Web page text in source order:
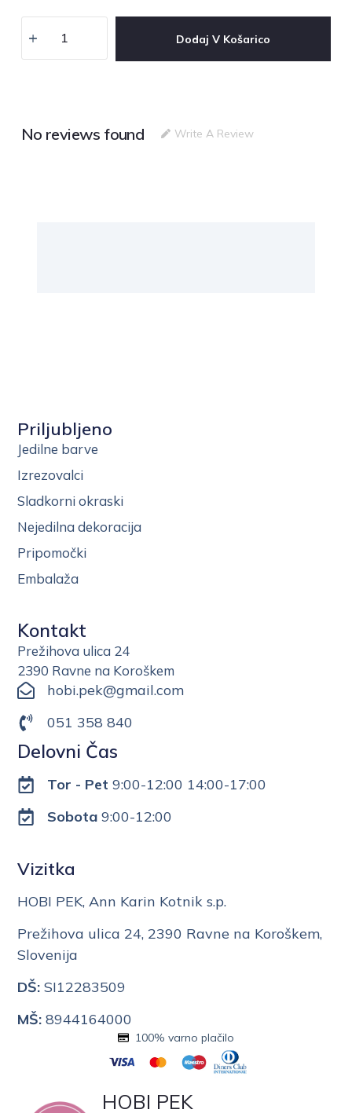
Dodaj V Košarico
No reviews found Write A Review
Priljubljeno
Jedilne barve
Izrezovalci
Sladkorni okraski
Nejedilna dekoracija
Pripomočki
Embalaža
Kontakt
Prežihova ulica 24
2390 Ravne na Koroškem
hobi.pek@gmail.com
051 358 840
Delovni Čas
Tor - Pet 9:00-12:00 14:00-17:00
Sobota9:00-12:00
Vizitka
HOBI PEK, Ann Karin Kotnik s.p.
Prežihova ulica 24, 2390 Ravne na Koroškem,
Slovenija
DŠ: SI12283509
MŠ: 8944164000
HOBI PEK
100% varno plačilo